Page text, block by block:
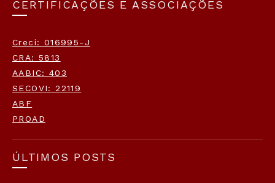
CERTIFICAÇÕES E ASSOCIAÇÕES
Creci: 016995-J
CRA: 5813
AABIC: 403
SECOVI: 22119
ABF
PROAD
ÚLTIMOS POSTS